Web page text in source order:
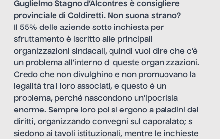
Guglielmo Stagno d’Alcontres è consigliere
provinciale di Coldiretti. Non suona strano?
Il 55% delle aziende sotto inchiesta per
sfruttamento è iscritto alle principali
organizzazioni sindacali, quindi vuol dire che c’è
un problema all’interno di queste organizzazioni.
Credo che non divulghino e non promuovano la
legalità tra i loro associati, e questo è un
problema, perché nascondono un’ipocrisia
enorme. Sempre loro poi si ergono a paladini dei
diritti, organizzando convegni sul caporalato; si
siedono ai tavoli istituzionali, mentre le inchieste